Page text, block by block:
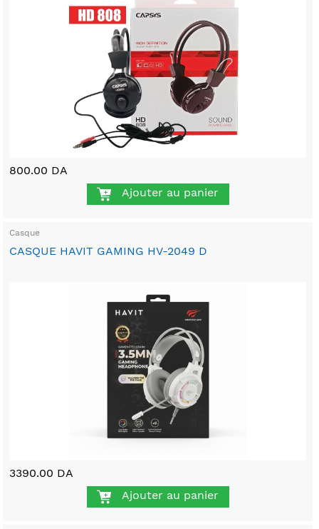
800.00 DA
Ajouter au panier
Casque
CASQUE HAVIT GAMING HV-2049 D
3390.00 DA
Ajouter au panier